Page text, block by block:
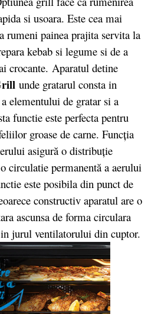
si usoara. Este cea mai
rumeni painea prajita servita la
kebab si legume si de a
crocante. Aparatul detine
unde gratarul consta in
elementului de gratar si a
functie este perfecta pentru
groase de carne. Funcţia
asigură o distribuţie
circulatie permanentă a aerului
este posibila din punct de
constructiv aparatul are o
ascunsa de forma circulara
in jurul ventilatorului din cuptor.